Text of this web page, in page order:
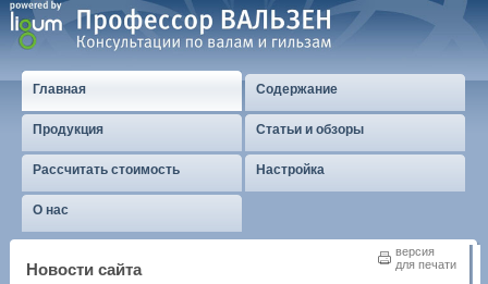
Главная Содержание
Продукция Статьи и обзоры
Рассчитать стоимость Настройка
О нас
версия
для печати
Новости сайта